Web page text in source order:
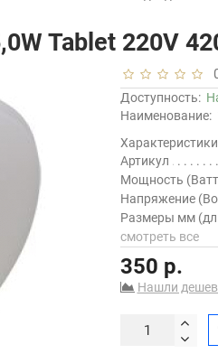
Tablet 220V
Доступность:
Наименование:
Характеристики
Артикул
Мощность
Напряжение
Размеры мм
смотреть все
350 р.
Нашли